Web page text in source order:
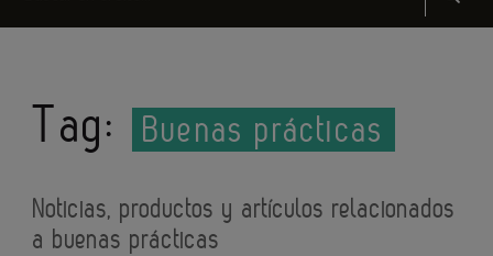
Tag: Buenas prácticas
Noticias, productos y artículos relacionados
a buenas prácticas